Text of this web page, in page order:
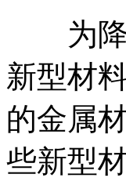
为降
新型材
的金属
些新型